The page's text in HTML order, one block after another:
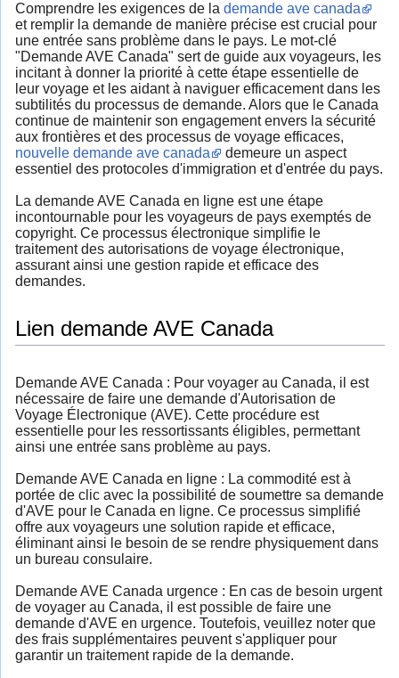
Comprendre les exigences de la demande ave canada
et remplir la demande de manière précise est crucial pour
une entrée sans problème dans le pays. Le mot-clé
"Demande AVE Canada" sert de guide aux voyageurs, les
incitant à donner la priorité à cette étape essentielle de
leur voyage et les aidant à naviguer efficacement dans les
subtilités du processus de demande. Alors que le Canada
continue de maintenir son engagement envers la sécurité
aux frontières et des processus de voyage efficaces,
nouvelle demande ave canada
demeure un aspect
essentiel des protocoles d'immigration et d'entrée du pays.
La demande AVE Canada en ligne est une étape
incontournable pour les voyageurs de pays exemptés de
copyright. Ce processus électronique simplifie le
traitement des autorisations de voyage électronique,
assurant ainsi une gestion rapide et efficace des
demandes.
Lien demande AVE Canada
Demande AVE Canada : Pour voyager au Canada, il est
nécessaire de faire une demande d'Autorisation de
Voyage Électronique (AVE). Cette procédure est
essentielle pour les ressortissants éligibles, permettant
ainsi une entrée sans problème au pays.
Demande AVE Canada en ligne : La commodité est à
portée de clic avec la possibilité de soumettre sa demande
d'AVE pour le Canada en ligne. Ce processus simplifié
offre aux voyageurs une solution rapide et efficace,
éliminant ainsi le besoin de se rendre physiquement dans
un bureau consulaire.
Demande AVE Canada urgence : En cas de besoin urgent
de voyager au Canada, il est possible de faire une
demande d'AVE en urgence. Toutefois, veuillez noter que
des frais supplémentaires peuvent s'appliquer pour
garantir un traitement rapide de la demande.